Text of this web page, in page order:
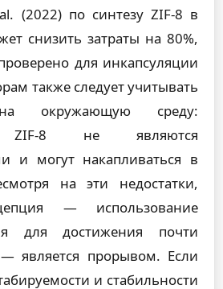
(2022) по синтезу ZIF-8 в
снизить затраты на 80%,
для инкапсуляции
также следует учитывать
на окружающую среду:
ZIF-8 не являются
и могут накапливаться в
на эти недостатки,
— использование
для достижения почти
является прорывом. Если
и стабильности